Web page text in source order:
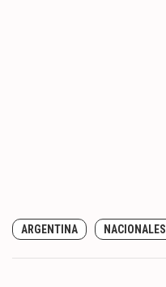
ARGENTINA NACIONALES